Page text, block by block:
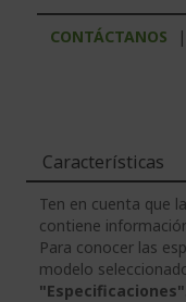
CONTÁCTANOS |
Características
Ten en cuenta que
contiene
Para conocer las
modelo
"Especificaciones"